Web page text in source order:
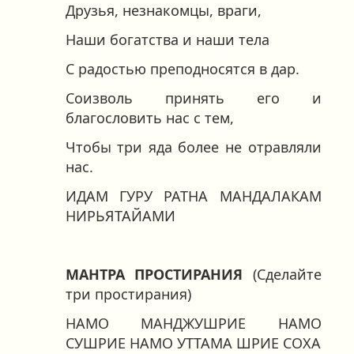
Друзья, незнакомцы, враги,
Наши богатства и наши тела
С радостью преподносятся в дар.
Соизволь принять его и
благословить нас с тем,
Чтобы три яда более не отравляли
нас.
ИДАМ ГУРУ РАТНА МАНДАЛАКАМ
НИРЬЯТАЙАМИ
МАНТРА ПРОСТИРАНИЯ (Сделайте
три простирания)
НАМО МАНДЖУШРИЕ НАМО
СУШРИЕ НАМО УТТАМА ШРИЕ СОХА